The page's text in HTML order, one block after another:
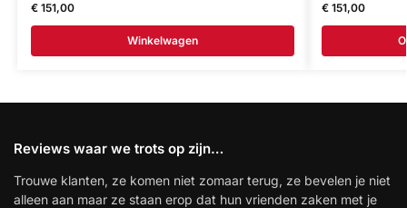
€151,00
Winkelwagen
€151,00
Reviews waar we trots op zijn…
Trouwe klanten, ze komen niet zomaar terug, ze bevelen je niet
alleen aan maar ze staan erop dat hun vrienden zaken met je